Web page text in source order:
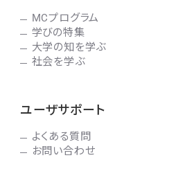
MCプログラム
学びの特集
大学の知を学ぶ
社会を学ぶ
ユーザサポート
よくある質問
お問い合わせ